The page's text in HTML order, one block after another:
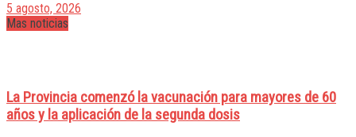
5 agosto, 2026
Mas noticias
La Provincia comenzó la vacunación para mayores de 60
años y la aplicación de la segunda dosis